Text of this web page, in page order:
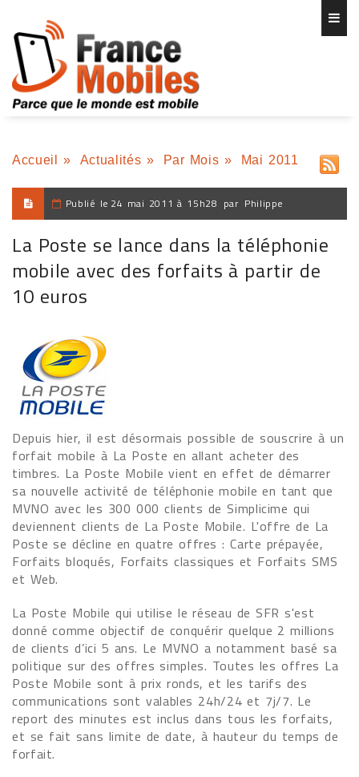
Accueil » Actualités » Par Mois » Mai 2011
Publié le 24 mai 2011 à 15h28 par Philippe
La Poste se lance dans la téléphonie
mobile avec des forfaits à partir de
10 euros
Depuis hier, il est désormais possible de souscrire à un
forfait mobile à La Poste en allant acheter des
timbres. La Poste Mobile vient en effet de démarrer
sa nouvelle activité de téléphonie mobile en tant que
MVNO avec les 300 000 clients de Simplicime qui
deviennent clients de La Poste Mobile. L'offre de La
Poste se décline en quatre offres : Carte prépayée,
Forfaits bloqués, Forfaits classiques et Forfaits SMS
et Web.
La Poste Mobile qui utilise le réseau de SFR s'est
donné comme objectif de conquérir quelque 2 millions
de clients d’ici 5 ans. Le MVNO a notamment basé sa
politique sur des offres simples. Toutes les offres La
Poste Mobile sont à prix ronds, et les tarifs des
communications sont valables 24h/24 et 7j/7. Le
report des minutes est inclus dans tous les forfaits,
et se fait sans limite de date, à hauteur du temps de
forfait.